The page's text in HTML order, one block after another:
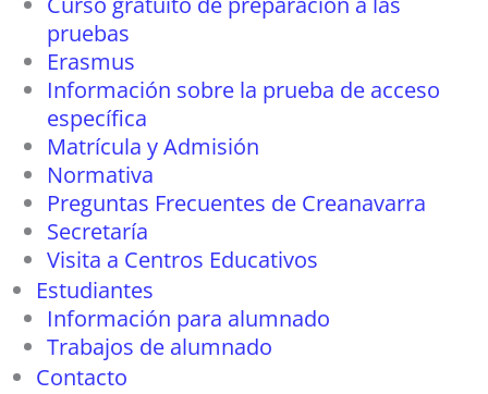
pruebas
Erasmus
Información sobre la prueba de acceso
específica
Matrícula y Admisión
Normativa
Preguntas Frecuentes de Creanavarra
Secretaría
Visita a Centros Educativos
Estudiantes
Información para alumnado
Trabajos de alumnado
Contacto